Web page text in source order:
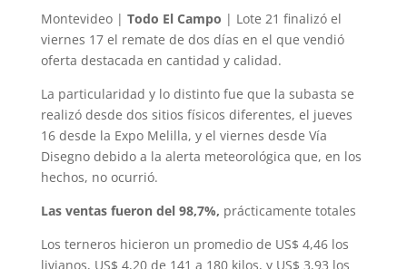
Montevideo | Todo El Campo | Lote 21 finalizó el
viernes 17 el remate de dos días en el que vendió
oferta destacada en cantidad y calidad.
La particularidad y lo distinto fue que la subasta se
realizó desde dos sitios físicos diferentes, el jueves
16 desde la Expo Melilla, y el viernes desde Vía
Disegno debido a la alerta meteorológica que, en los
hechos, no ocurrió.
Las ventas fueron del 98,7%, prácticamente totales
Los terneros hicieron un promedio de US$ 4,46 los
livianos, US$ 4,20 de 141 a 180 kilos, y US$ 3,93 los